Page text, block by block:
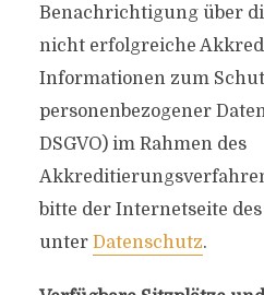
Benachrichtigung über
nicht erfolgreiche
Informationen zum
personenbezogener
DSGVO) im Rahmen des
bitte der Internetseite
unter Datenschutz.